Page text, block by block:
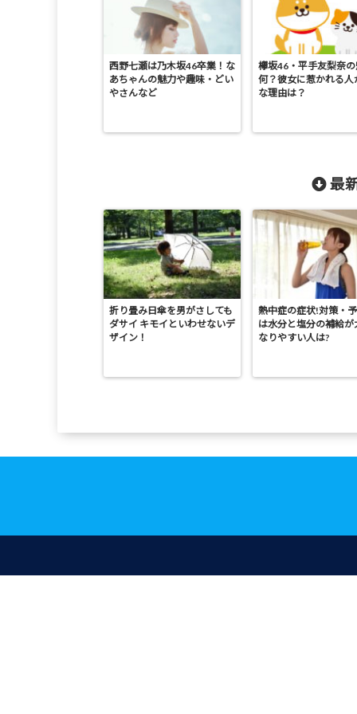
西野七瀬は乃木坂46卒業！な
あちゃんの魅力や趣味・どい
やさんなど
欅坂46・平手友梨奈
何？彼女に惹かれる人
な理由は？
最
折り畳み日傘を男がさしても
ダサイ キモイといわせないデ
ザイン！
熱中症の症状!対策・
は水分と塩分の補給が
なりやすい人は?